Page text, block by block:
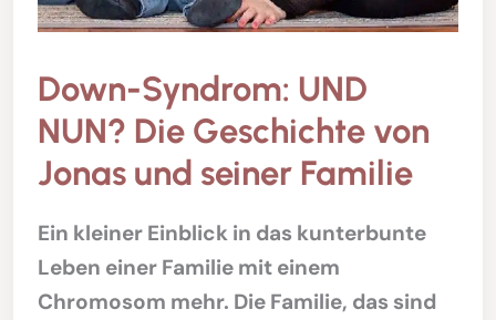
Down-Syndrom: UND
NUN? Die Geschichte von
Jonas und seiner Familie
Ein kleiner Einblick in das kunterbunte
Leben einer Familie mit einem
Chromosom mehr. Die Familie, das sind